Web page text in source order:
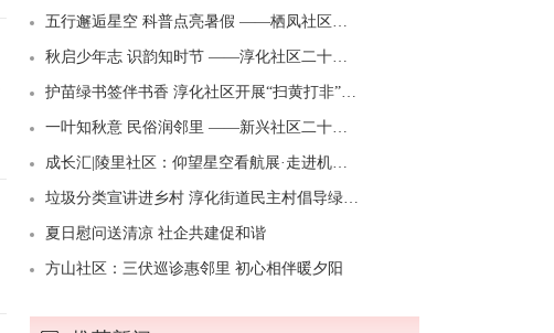
五行邂逅星空 科普点亮暑假 ——栖凤社区爱心暑托班开展传统文化与天文融合科普活动
秋启少年志 识韵知时节 ——淳化社区二十四节气之“立秋”节气主题活动
护苗绿书签伴书香 淳化社区开展“扫黄打非”主题阅读活动
一叶知秋意 民俗润邻里 ——新兴社区二十四节气之“立秋”节气主题活动
成长汇|陵里社区：仰望星空看航展·走进机御探科技
垃圾分类宣讲进乡村 淳化街道民主村倡导绿色新风尚
夏日慰问送清凉 社企共建促和谐
方山社区：三伏巡诊惠邻里 初心相伴暖夕阳